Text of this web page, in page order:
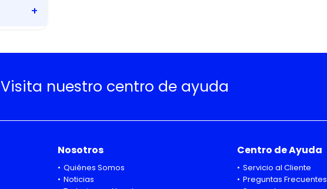
Visita nuestro centro de ayuda
Nosotros
Quiénes Somos
Noticias
Centro de Ayuda
Servicio al Cliente
Preguntas Frecuentes